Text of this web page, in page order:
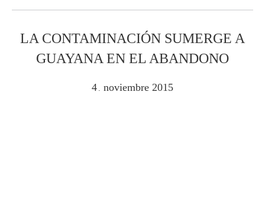
LA CONTAMINACIÓN SUMERGE A
GUAYANA EN EL ABANDONO
4 . noviembre 2015